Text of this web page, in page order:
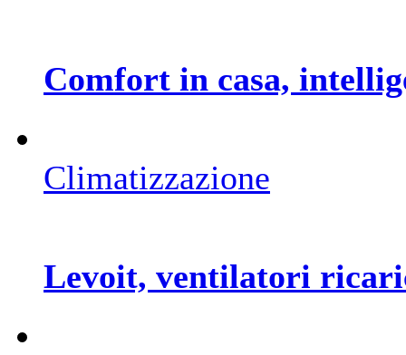
Comfort in casa,
Climatizzazione
Levoit, ventilatori